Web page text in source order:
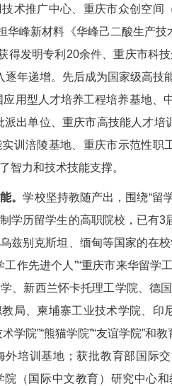
术推广中心、重庆市众创空间
华峰新材料《华峰己二酸生产技
得发明专利20余件、重庆市科
逐年递增。先后成为国家级高技
用型人才培养工程培养基地、
出单位、重庆市高技能人才培
训涪陵基地、重庆市示范性职
智力和技术技能支撑。
。学校坚持教随产出，围绕“留
学历留学生的高职院校，已有
兹别克斯坦、缅甸等国家的在
作先进个人”“重庆市来华留学
、新西兰怀卡托理工学院、德
局、柬埔寨工业技术学院、印
学院”“熊猫学院”“友谊学院”和
培训基地；获批教育部国际
（国际中文教育）研究中心